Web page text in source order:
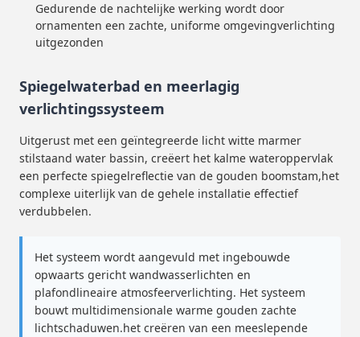
Gedurende de nachtelijke werking wordt door
ornamenten een zachte, uniforme omgevingverlichting
uitgezonden
Spiegelwaterbad en meerlagig
verlichtingssysteem
Uitgerust met een geïntegreerde licht witte marmer
stilstaand water bassin, creëert het kalme wateroppervlak
een perfecte spiegelreflectie van de gouden boomstam,het
complexe uiterlijk van de gehele installatie effectief
verdubbelen.
Het systeem wordt aangevuld met ingebouwde
opwaarts gericht wandwasserlichten en
plafondlineaire atmosfeerverlichting. Het systeem
bouwt multidimensionale warme gouden zachte
lichtschaduwen.het creëren van een meeslepende